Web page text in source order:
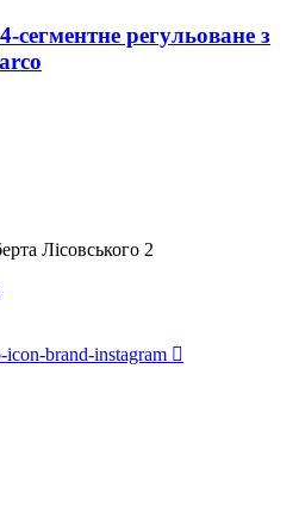
сегментне регульоване з
Лісовського 2
icon-brand-instagram